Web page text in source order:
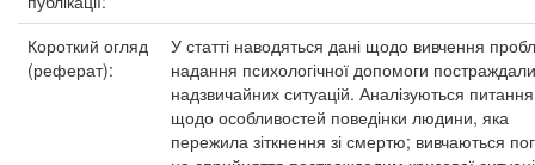
Короткий огляд
(реферат):
У статті наводяться дані щодо вивчення
надання психологічної допомоги
надзвичайних ситуацій. Аналізуються питання
щодо особливостей поведінки людини, яка
пережила зіткнення зі смертю; вивчаються